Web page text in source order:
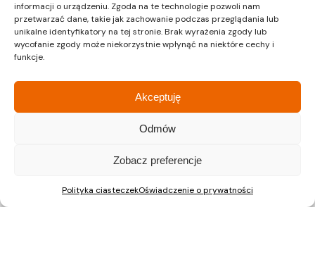
informacji o urządzeniu. Zgoda na te technologie pozwoli nam
przetwarzać dane, takie jak zachowanie podczas przeglądania lub
unikalne identyfikatory na tej stronie. Brak wyrażenia zgody lub
wycofanie zgody może niekorzystnie wpłynąć na niektóre cechy i
funkcje.
Akceptuję
Odmów
Zobacz preferencje
Polityka ciasteczekOświadczenie o prywatności
ul. Pałuków 2, LOK 12
03-188 Warszawa
tel.: 22 597 23 72
Mieszkania na sprzedaż Kraków